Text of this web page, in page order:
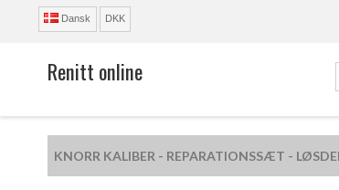
Dansk DKK
Renitt online
KNORR KALIBER - REPARATIONSSÆT -